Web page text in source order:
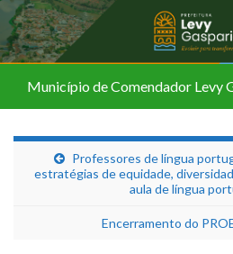
Município de Comendador Levy
Professores de língua
estratégias de equidade,
aula de língua
Encerramento do